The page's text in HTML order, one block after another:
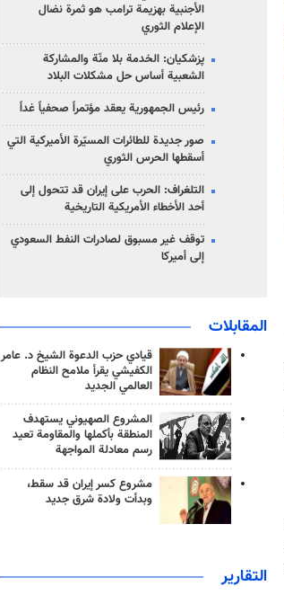
الأجنبية بهزيمة ترامب هو ثمرة نضال
الإعلام الثوري
پزشکیان: الخدمة بلا منّة والمشاركة
الشعبية أساس حل مشكلات البلاد
رئيس الجمهورية يعقد مؤتمراً صحفياً غداً
صور جديدة للطائرات المسيّرة الأميركية التي
أسقطها الحرس الثوري
التلغراف: الحرب على إيران قد تتحول إلى
أحد الأخطاء الأمريكية التاريخية
توقف غير مسبوق لصادرات النفط السعودي
إلى أميركا
المقابلات
قيادي حزب الدعوة الشيخ د. عامر
الكفيشي يقرأ ملامح النظام
العالمي الجديد
المشروع الصهيوني يستهدف
المنطقة بأكملها والمقاومة تعيد
رسم معادلة المواجهة
مشروع كسر إيران قد سقط،
وبدأت ولادة شرق جديد
التقارير